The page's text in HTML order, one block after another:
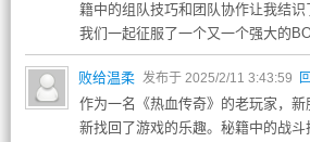
籍中的组队技巧和团队协作让我结识
我们一起征服了一个又一个强大的
败给温柔 发布于 2025/2/11 3:43:59
作为一名《热血传奇》的老玩家，
新找回了游戏的乐趣。秘籍中的战